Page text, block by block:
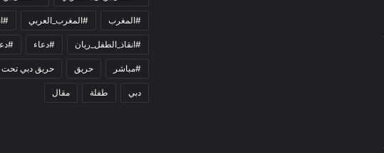
#المغرب #المغرب_العربي
#انقاذ_الطفل_ريان #دعاء
#مباشر حريق حريق دبي تحت
دبي طفلة مقال